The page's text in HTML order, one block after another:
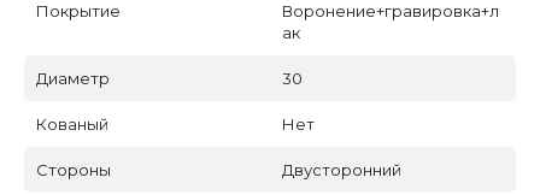
Покрытие
Воронение+гравировка+л
ак
Диаметр 30
Кованый Нет
Стороны Двусторонний